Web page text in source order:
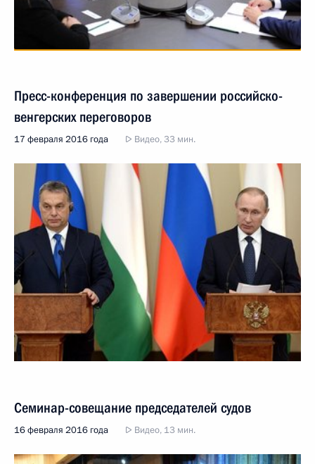
Пресс-конференция по завершении российско-
венгерских переговоров
17 февраля 2016 года Видео, 33 мин.
Семинар-совещание председателей судов
16 февраля 2016 года Видео, 13 мин.